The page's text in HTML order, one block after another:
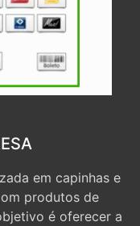
em capinhas e
produtos de
é oferecer a